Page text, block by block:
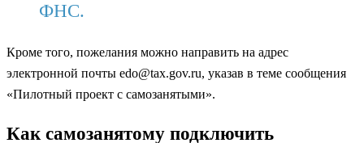
ФНС.
Кроме того, пожелания можно направить на адрес
электронной почты edo@tax.gov.ru, указав в теме сообщения
«Пилотный проект с самозанятыми».
Как самозанятому подключить